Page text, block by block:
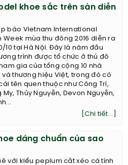
khoe sắc trên sàn diễn
báo Vietnam International
Week mùa thu đông 2016 diễn ra
10 tại Hà Nội. Đây là năm đầu
trình được tổ chức ở thủ đô
gia của tổng cộng 10 nhà
và thương hiệu Việt, trong đó có
tên quen thuộc như Công Trí,
My, Thủy Nguyễn, Devon Nguyễn,
[Chi tiết...]
dáng chuẩn của sao
với kiểu peplum cắt xéo cá tính